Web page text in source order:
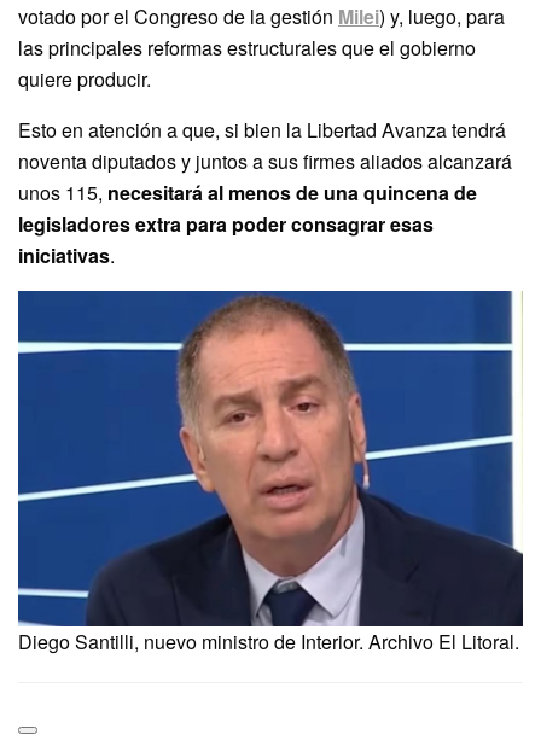
votado por el Congreso de la gestión Milei) y, luego, para
las principales reformas estructurales que el gobierno
quiere producir.
Esto en atención a que, si bien la Libertad Avanza tendrá
noventa diputados y juntos a sus firmes aliados alcanzará
unos 115, necesitará al menos de una quincena de
legisladores extra para poder consagrar esas
iniciativas.
Diego Santilli, nuevo ministro de Interior. Archivo El Litoral.